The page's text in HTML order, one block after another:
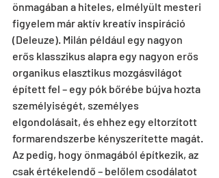
önmagában a hiteles, elmélyült mesteri
figyelem már aktív kreatív inspiráció
(Deleuze). Milán például egy nagyon
erős klasszikus alapra egy nagyon erős
organikus elasztikus mozgásvilágot
épített fel – egy pók bőrébe bújva hozta
személyiségét, személyes
elgondolásait, és ehhez egy eltorzított
formarendszerbe kényszerítette magát.
Az pedig, hogy önmagából építkezik, az
csak értékelendő – belőlem csodálatot